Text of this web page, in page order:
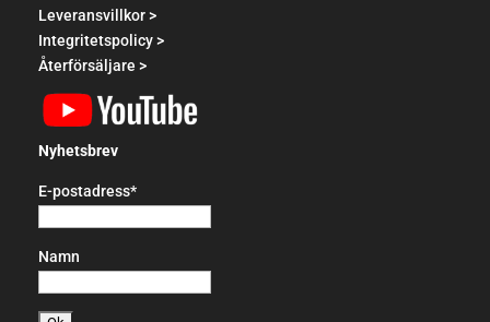
Leveransvillkor >
Integritetspolicy >
Återförsäljare >
Nyhetsbrev
E-postadress*
Namn